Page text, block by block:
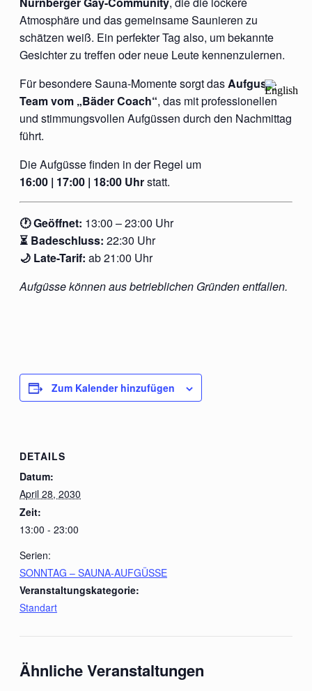
Atmosphäre und das gemeinsame Saunieren zu
schätzen weiß. Ein perfekter Tag also, um bekannte
Gesichter zu treffen oder neue Leute kennenzulernen.
Für besondere Sauna-Momente sorgt dasAufguss-
Team vom „Bäder Coach“, das mit professionellen
und stimmungsvollen Aufgüssen durch den Nachmittag
führt.
Die Aufgüsse finden in der Regel um
16:00 | 17:00 | 18:00 Uhrstatt.
🕐 Geöffnet: 13:00 – 23:00 Uhr
⏳ Badeschluss: 22:30 Uhr
🌙 Late-Tarif: ab 21:00 Uhr
Aufgüsse können aus betrieblichen Gründen entfallen.
Zum Kalender hinzufügen
DETAILS
Datum:
April 28, 2030
Zeit:
13:00 - 23:00
Serien:
SONNTAG – SAUNA-AUFGÜSSE
Veranstaltungskategorie:
Standart
Ähnliche Veranstaltungen